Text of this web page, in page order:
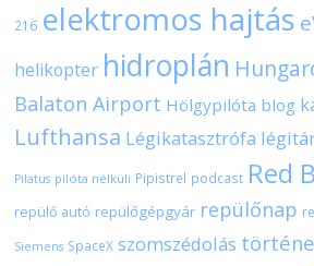
216 elektromos hajtás
helikopter hidroplán
Balaton Airport Hölgypilóta blog
Lufthansa Légikatasztrófa
Pilatus pilóta nélküli Pipistrel podcast Red
repülő autó repülőgépgyár repülőnap
Siemens SpaceX szomszédolás